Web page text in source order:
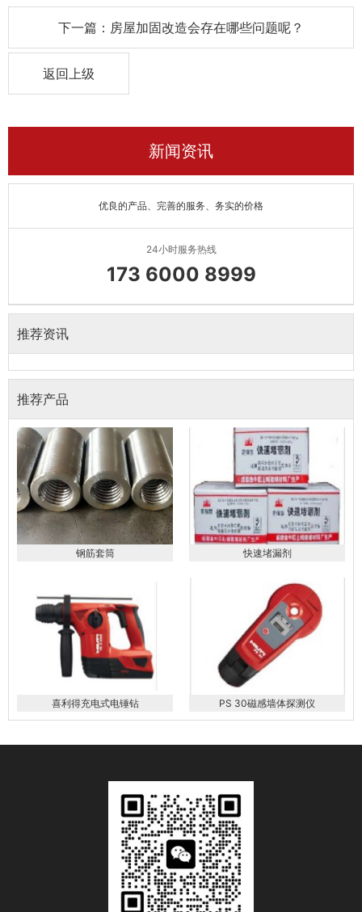
栓？
下一篇：房屋加固改造会存在哪些问题呢？
返回上级
新闻资讯
优良的产品、完善的服务、务实的价格
24小时服务热线
173 6000 8999
推荐资讯
推荐产品
钢筋套筒 快速堵漏剂
喜利得充电式电锤钻 PS 30磁感墙体探测仪